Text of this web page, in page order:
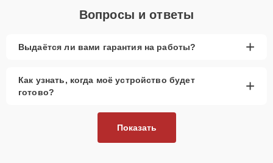
Вопросы и ответы
Выдаётся ли вами гарантия на работы? +
Как узнать, когда моё устройство будет
готово?
+
Показать